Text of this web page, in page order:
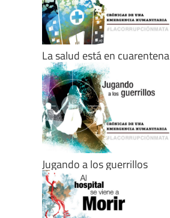
La salud está en cuarentena
Jugando a los guerrillos